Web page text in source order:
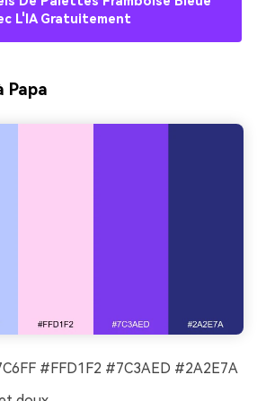
L'IA Gratuitement
Papa
#FFD1F2 #7C3AED #2A2E7A